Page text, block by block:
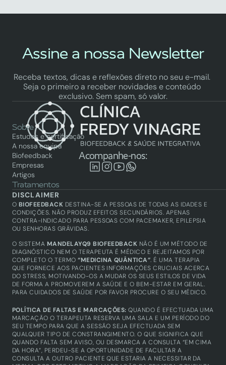
Assine a nossa Newsletter
Receba textos, dicas e reflexões direto no seu e-mail.
Seja o primeiro a receber novidades e conteúdo
exclusivo. Sem spam, só valor.
Acompanhe-nos:
Sobre
Estudos e certificação
A nossa equipa
Biofeedback
Empresas
Artigos
Tratamentos
Biofeedback
Saúde integrativa
Academy
Biofeedback
Técnicos certificados
Produtos
Equipamentos
DISCLAIMER
O BIOFEEDBACK DESTINA-SE A PESSOAS DE TODAS AS IDADES E
CONDIÇÕES. NÃO PRODUZ EFEITOS SECUNDÁRIOS. APENAS
CONTRA-INDICADO PARA PESSOAS COM PACEMAKER, EPILEPSIA
OU SENHORAS GRÁVIDAS.
O SISTEMA MANDELAYQ9 BIOFEEDBACK NÃO É UM MÉTODO DE
DIAGNÓSTICO NEM O TERAPEUTA É MÉDICO E REJEITAMOS POR
COMPLETO O TERMO “MEDICINA QUÂNTICA”. É UMA TERAPIA
QUE FORNECE AOS PACIENTES INFORMAÇÕES CRUCIAIS ACERCA
DO STRESS, MOTIVANDO-OS A MUDAR OS SEUS ESTILOS DE VIDA
DE FORMA A PROMOVEREM A SAÚDE E O BEM-ESTAR EM GERAL.
PARA CUIDADOS DE SAÚDE POR FAVOR PROCURE O SEU MÉDICO.
POLÍTICA DE FALTAS E MARCAÇÕES: QUANDO É EFECTUADA UMA
MARCAÇÃO O TERAPEUTA RESERVA UMA SALA E UM PERÍODO DO
SEU TEMPO PARA QUE A SESSÃO SEJA EFECTUADA SEM
QUALQUER TIPO DE CONSTRANGIMENTO. O QUE SIGNIFICA QUE
QUANDO FALTA SEM AVISO, OU DESMARCA A CONSULTA “EM CIMA
DA HORA”, PERDEU-SE A OPORTUNIDADE DE FACULTAR A
CONSULTA A OUTRO PACIENTE QUE ESTARIA A NECESSITAR DA